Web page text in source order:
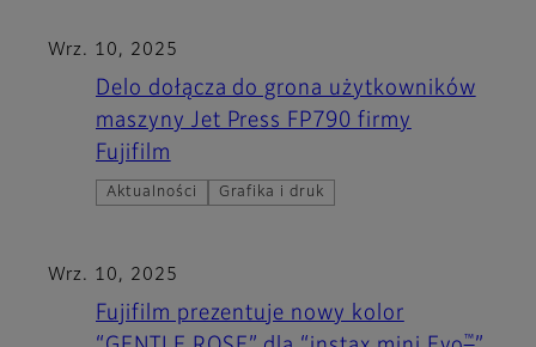
Wrz. 10, 2025
Delo dołącza do grona użytkowników
maszyny Jet Press FP790 firmy
Fujifilm
Aktualności Grafika i druk
Wrz. 10, 2025
Fujifilm prezentuje nowy kolor
™